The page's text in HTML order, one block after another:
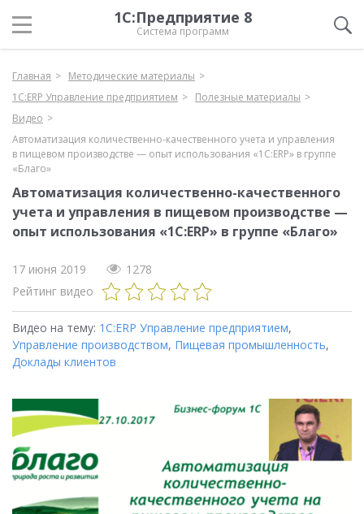
1С:Предприятие 8
Система программ
Главная
Методические материалы
1С:ERP Управление предприятием
Полезные материалы
Видео
Автоматизация количественно-качественного учета и управления
в пищевом производстве — опыт использования «1С:ERP» в группе
«Благо»
Автоматизация количественно-качественного
учета и управления в пищевом производстве —
опыт использования «1С:ERP» в группе «Благо»
17 июня 2019
1278
Рейтинг видео
Видео на тему: 1С:ERP Управление предприятием,
Управление производством, Пищевая промышленность,
Доклады клиентов